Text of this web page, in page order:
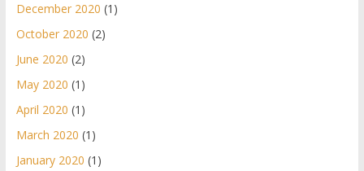
December 2020 (1)
October 2020 (2)
June 2020 (2)
May 2020 (1)
April 2020 (1)
March 2020 (1)
January 2020 (1)